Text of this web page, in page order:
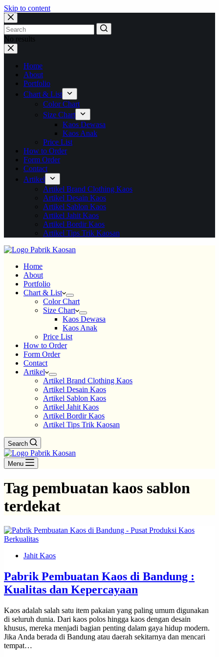
Skip to content
No results
Home
About
Portfolio
Chart & List
Color Chart
Size Chart
Kaos Dewasa
Kaos Anak
Price List
How to Order
Form Order
Contact
Artikel
Artikel Brand Clothing Kaos
Artikel Desain Kaos
Artikel Sablon Kaos
Artikel Jahit Kaos
Artikel Bordir Kaos
Artikel Tips Trik Kaosan
Home
About
Portfolio
Chart & List
Color Chart
Size Chart
Kaos Dewasa
Kaos Anak
Price List
How to Order
Form Order
Contact
Artikel
Artikel Brand Clothing Kaos
Artikel Desain Kaos
Artikel Sablon Kaos
Artikel Jahit Kaos
Artikel Bordir Kaos
Artikel Tips Trik Kaosan
Search
Menu
Tag pembuatan kaos sablon
terdekat
Jahit Kaos
Pabrik Pembuatan Kaos di Bandung :
Kualitas dan Kepercayaan
Kaos adalah salah satu item pakaian yang paling umum digunakan
di seluruh dunia. Dari kaos polos hingga kaos dengan desain
khusus, mereka menjadi bagian penting dalam gaya hidup modern.
Jika Anda berada di Bandung atau daerah sekitarnya dan mencari
tempat…